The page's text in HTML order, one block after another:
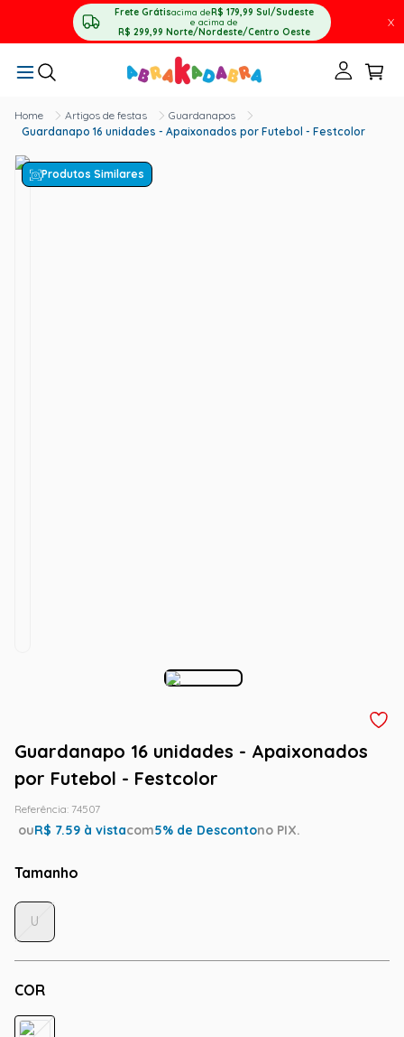
Frete Grátisacima deR$ 179,99 Sul/Sudeste
e acima de
R$ 299,99 Norte/Nordeste/Centro Oeste
X
Artigos de festas
Guardanapos
Guardanapo 16 unidades - Apaixonados por Futebol - Festcolor
Produtos Similares
Guardanapo 16 unidades - Apaixonados
por Futebol - Festcolor
Referência: 74507
ouR$ 7.59 à vistacom5% de Descontono PIX.
Tamanho
COR
U